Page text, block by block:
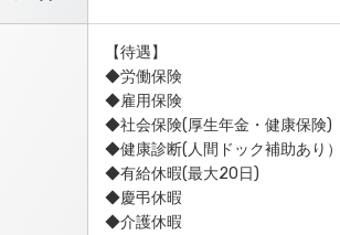
【待遇】
◆労働保険
◆雇用保険
◆社会保険(厚生年金・健康保険)
◆健康診断(人間ドック補助あり）
◆有給休暇(最大20日)
◆慶弔休暇
◆介護休暇